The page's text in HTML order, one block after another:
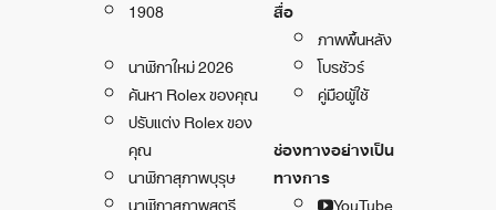
1908
นาฬิกาใหม่ 2026
ค้นหา Rolex ของคุณ
ปรับแต่ง Rolex ของ
คุณ
นาฬิกาสุภาพบุรุษ
นาฬิกาสุภาพสตรี
สื่อ
ภาพพื้นหลัง
โบรชัวร์
คู่มือผู้ใช้
ช่องทางอย่างเป็น
ทางการ
YouTube